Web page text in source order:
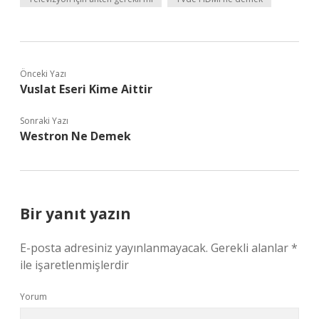
Önceki Yazı
Vuslat Eseri Kime Aittir
Sonraki Yazı
Westron Ne Demek
Bir yanıt yazın
E-posta adresiniz yayınlanmayacak. Gerekli alanlar*
ile işaretlenmişlerdir
Yorum